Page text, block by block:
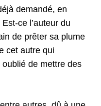
demandé, en
Est-ce l’auteur du
de prêter sa plume
cet autre qui
oublié de mettre des